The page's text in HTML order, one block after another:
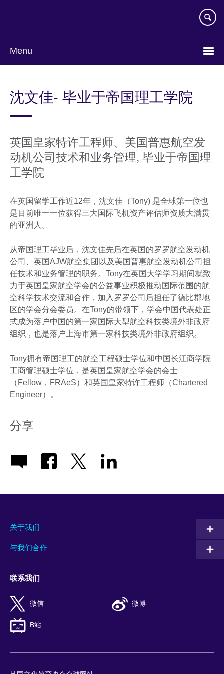
Menu
language
沈文佳- 毕业于帝国理工学院
英国皇家特许工程师、美国普惠航空发
动机公司技术和业务管理, 毕业于帝国理
工学院
在英国留学工作近12年，沈文佳（Tony) 是全球第一位也
是目前唯一一位获得三大国际飞机资产评估师资质大满贯
的亚洲人。
从帝国理工毕业后，沈文佳先后在英国的罗罗航空发动机
公司、英国AJW航空集团以及美国普惠航空发动机公司担
任技术和业务管理的职务。Tony在英国大学学习期间就致
力于英国皇家航空学会的公益事业积极推动国际范围的航
空科学技术交流和合作，加入罗罗公司后担任了德比郡地
区的学会分会委员。在Tony的带领下，学会中国代表处正
式成为落户中国的第一家国际大型航空科技类境外非政府
组织，也是落户上海市第一家科技类境外非政府组织。
Tony拥有帝国理工的航空工程硕士学位和中国长江商学院
工商管理硕士学位，是英国皇家航空学会的会士
（Fellow，FRAeS）和英国皇家特许工程师（Chartered
Engineer）。
分享
关于我们
与我们合作
联系我们
微信 微博
B站